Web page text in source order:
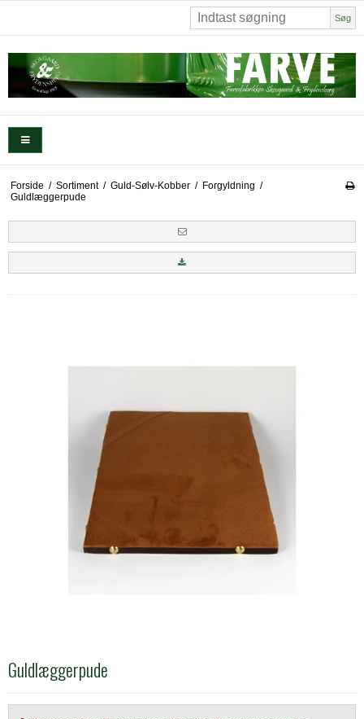
Søg
Forside / Sortiment / Guld-Sølv-Kobber / Forgyldning /
Guldlæggerpude
Guldlæggerpude